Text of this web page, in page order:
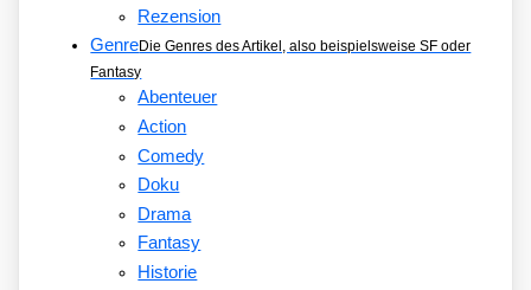
Rezension
GenreDie Genres des Artikel, also beispielsweise SF oder
Fantasy
Abenteuer
Action
Comedy
Doku
Drama
Fantasy
Historie